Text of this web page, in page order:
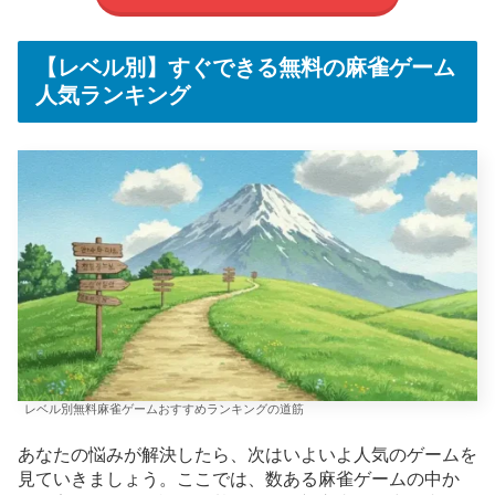
【レベル別】すぐできる無料の麻雀ゲーム
人気ランキング
レベル別無料麻雀ゲームおすすめランキングの道筋
あなたの悩みが解決したら、次はいよいよ人気のゲームを
見ていきましょう。ここでは、数ある麻雀ゲームの中か